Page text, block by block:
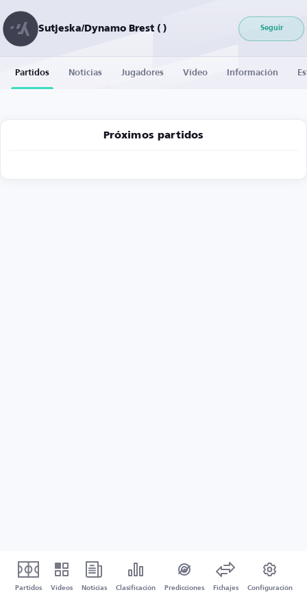
Sutjeska/Dynamo Brest ( ) Seguir
Partidos Noticias Jugadores Vídeo Información
Próximos partidos
Partidos Vídeos Noticias Clasificación Predicciones Fichajes Configuración